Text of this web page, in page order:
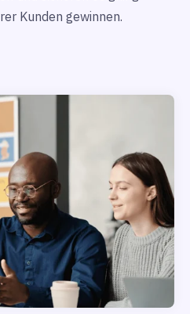
Kunden gewinnen.